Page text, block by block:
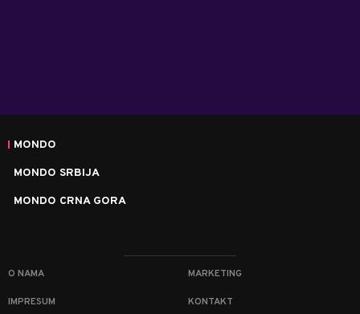
MONDO
MONDO SRBIJA
MONDO CRNA GORA
O NAMA MARKETING
IMPRESUM KONTAKT